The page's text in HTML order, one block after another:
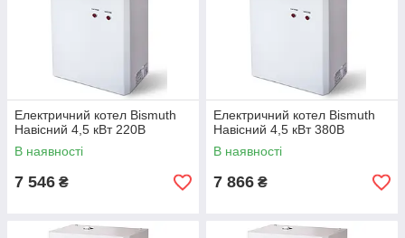
Електричний котел Bismuth
Навісний 4,5 кВт 220В
В наявності
7 546 ₴
Електричний котел Bismuth
Навісний 4,5 кВт 380В
В наявності
7 866 ₴